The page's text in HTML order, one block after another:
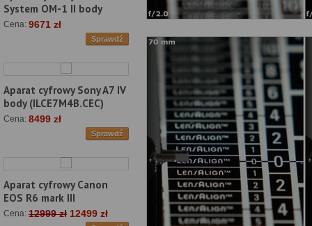
System OM-1 II body
Cena: 9671 zł
Sprawdź
Aparat cyfrowy Sony A7 IV
body (ILCE7M4B.CEC)
Cena: 8499 zł
Sprawdź
Aparat cyfrowy Canon
EOS R6 mark III
Cena: 12999 zł 12499 zł